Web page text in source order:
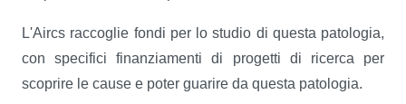
L'Aircs raccoglie fondi per lo studio di questa patologia,
con specifici finanziamenti di progetti di ricerca per
scoprire le cause e poter guarire da questa patologia.